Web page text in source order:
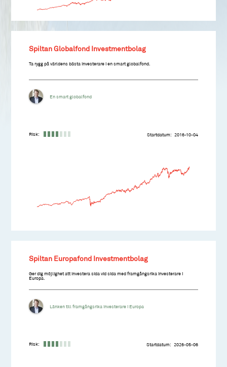
Spiltan Globalfond Investmentbolag
Ta rygg på världens bästa investerare i en smart globalfond.
En smart globalfond
Risk: Startdatum 2016-10-04
Spiltan Europafond Investmentbolag
Ger dig möjlighet att investera sida vid sida med framgångsrika investerare i
Europa.
Länken till framgångsrika investerare i Europa
Risk: Startdatum 2026-05-06